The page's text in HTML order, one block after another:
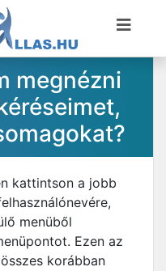
megnézni
kattintson a jobb
menüből
Ezen az
korábban